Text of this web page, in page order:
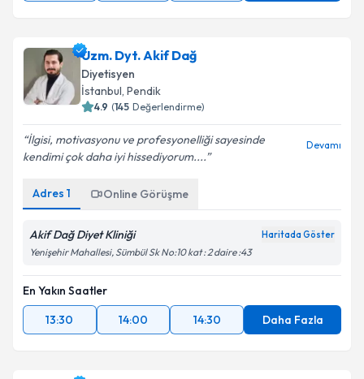
Uzm. Dyt. Akif Dağ
Diyetisyen
İstanbul, Pendik
4.9 (145 Değerlendirme)
İlgisi, motivasyonu ve profesyonelliği sayesinde
kendimi çok daha iyi hissediyorum....
Devamı
Adres 1 Online Görüşme
Akif Dağ Diyet Kliniği Haritada Göster
Yenişehir Mahallesi, Sümbül Sk No:10 kat : 2 daire :43
En Yakın Saatler
13:30
14:00 14:30 Daha Fazla